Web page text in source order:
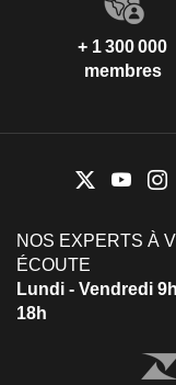
+ 1 300 000
membres
NOS EXPERTS À
ÉCOUTE
Lundi - Vendredi
18h